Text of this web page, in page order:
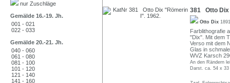
nur Zuschläge
Gemälde 16.-19. Jh.
001 - 021
022 - 033
Gemälde 20.-21. Jh.
040 - 060
061 - 080
081 - 100
101 - 120
121 - 140
141 - 160
381 Otto Dix
Otto Dix
Farblithografie
"Dix". Mit dem
Verso mit dem
Glas in
WVZ Karsch
An den Rändern
Darst. ca. 54 x